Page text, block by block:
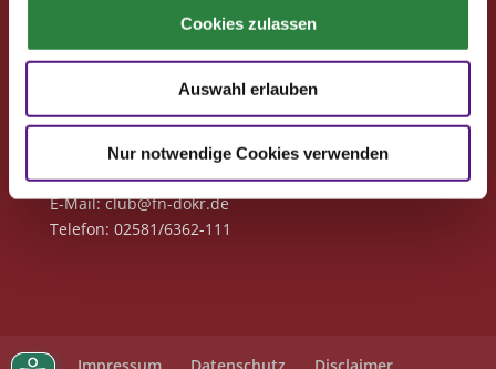
Cookies zulassen
Auswahl erlauben
Nur notwendige Cookies verwenden
Kontakt
Deutsche Reiterliche Vereinigung
Bereich Pferdesport Deutschland Club
48231 Warendorf
E-Mail: club@fn-dokr.de
Telefon: 02581/6362-111
Impressum Datenschutz Disclaimer